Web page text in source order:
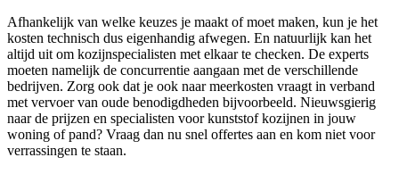
Afhankelijk van welke keuzes je maakt of moet maken, kun je het
kosten technisch dus eigenhandig afwegen. En natuurlijk kan het
altijd uit om kozijnspecialisten met elkaar te checken. De experts
moeten namelijk de concurrentie aangaan met de verschillende
bedrijven. Zorg ook dat je ook naar meerkosten vraagt in verband
met vervoer van oude benodigdheden bijvoorbeeld. Nieuwsgierig
naar de prijzen en specialisten voor kunststof kozijnen in jouw
woning of pand? Vraag dan nu snel offertes aan en kom niet voor
verrassingen te staan.